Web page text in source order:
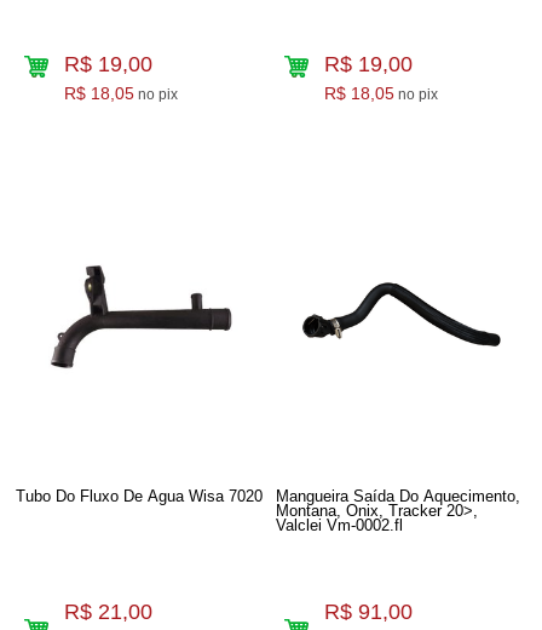
R$ 19,00
R$ 18,05 no pix
R$ 19,00
R$ 18,05 no pix
Tubo Do Fluxo De Agua Wisa 7020
R$ 21,00
Mangueira Saída Do Aquecimento,
Montana, Onix, Tracker 20>,
Valclei Vm-0002.fl
R$ 91,00